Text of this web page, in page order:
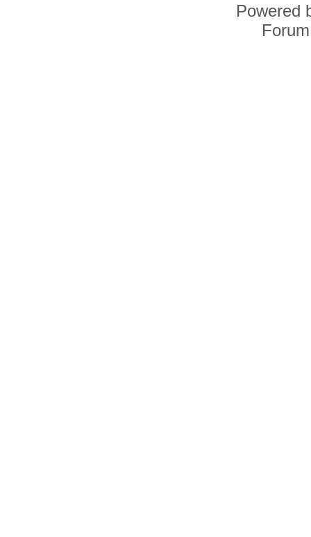
Powered